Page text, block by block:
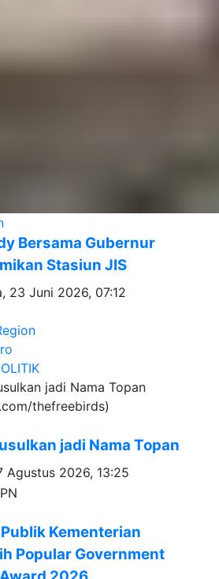
Bersama Gubernur
Stasiun JIS
23 Juni 2026, 07:12
jadi Nama Topan
Agustus 2026, 13:25
Kementerian
Popular Government